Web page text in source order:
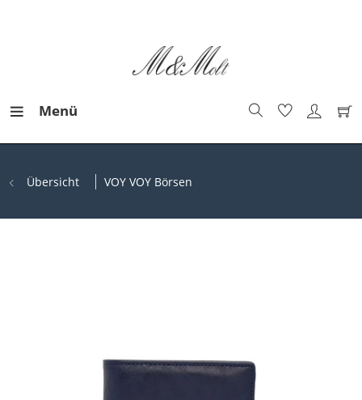
Menü
Übersicht VOY VOY Börsen